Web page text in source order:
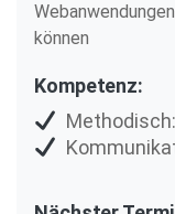
können
Kompetenz: